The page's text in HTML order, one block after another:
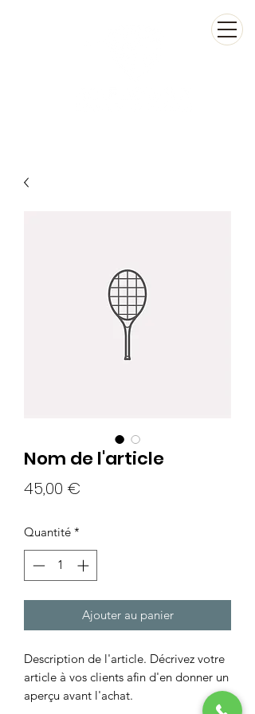
Nom de l'article
45,00 €
Quantité *
Ajouter au panier
Description de l'article. Décrivez votre
article à vos clients afin d'en donner un
aperçu avant l'achat.